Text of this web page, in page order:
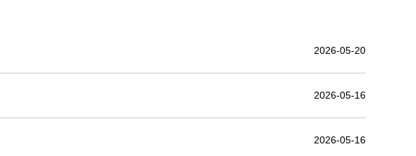
2026-05-20
2026-05-16
2026-05-16